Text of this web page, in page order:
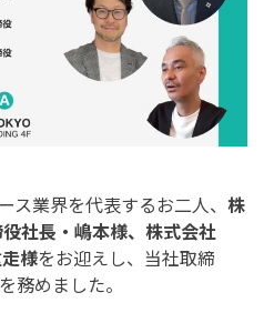
ス業界を代表するお二人、 株
社長・嶋本様、株式会社
様をお迎えし、当社取締
務めました。